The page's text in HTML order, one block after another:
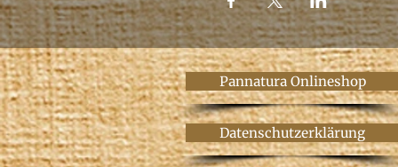
Pannatura Onlineshop
Datenschutzerklärung